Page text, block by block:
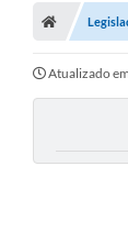
Atualizado